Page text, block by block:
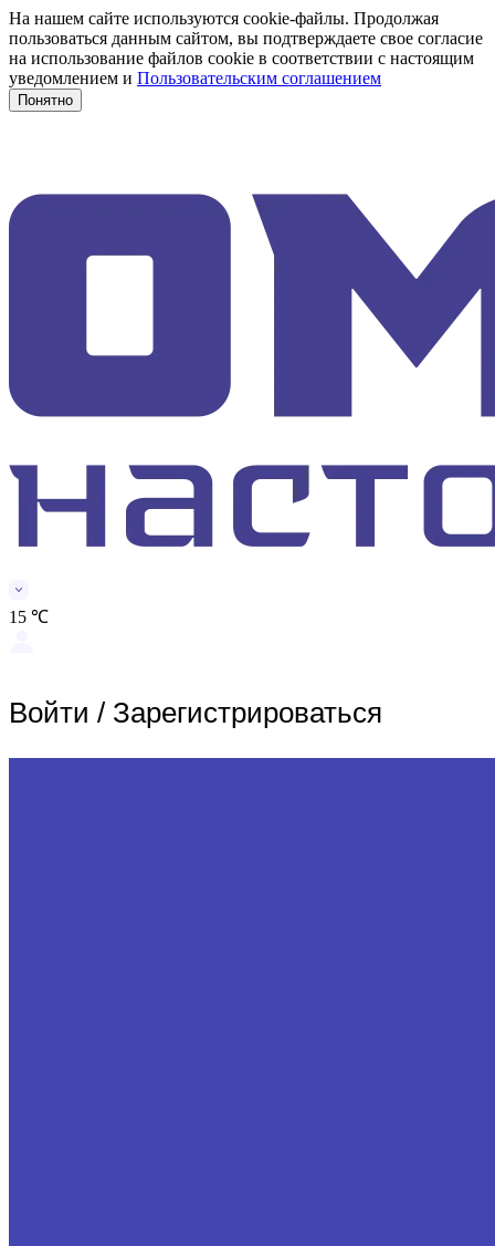
На нашем сайте используются cookie-файлы. Продолжая
пользоваться данным сайтом, вы подтверждаете свое согласие
на использование файлов cookie в соответствии с настоящим
уведомлением и Пользовательским соглашением
Понятно
15 ℃
Войти / Зарегистрироваться